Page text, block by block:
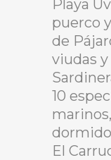
Playa
puerco
de
viudas
10
El